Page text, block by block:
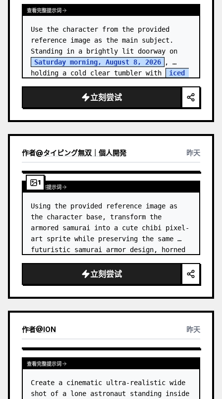
查看完整提示词
Use the character from the provided
reference image as the main subject.
Saturday morning, August 8, 2026
,
holding a cold clear tumbler with
iced
立刻尝试
作者@タイピング無双｜個人開発 昨天
1
查看完整提示词
Using the provided reference image as
the character base, transform the
armored samurai into a cute chibi pixel-
art sprite while preserving the same
futuristic samurai armor design, horned
accents, glowing cyan energy details,…
立刻尝试
作者@ION 昨天
查看完整提示词
Create a cinematic ultra-realistic wide
shot of a lone astronaut standing inside